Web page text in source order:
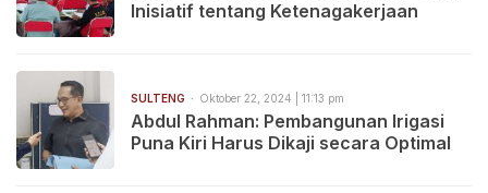
Inisiatif tentang Ketenagakerjaan
SULTENG Oktober 22, 2024 | 11:13 pm
Abdul Rahman: Pembangunan Irigasi
Puna Kiri Harus Dikaji secara Optimal